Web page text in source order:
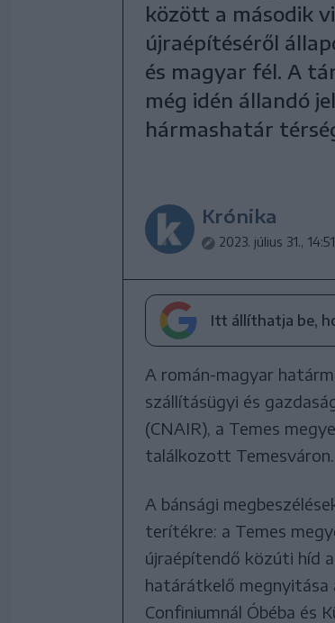
között a második
újraépítéséről
és magyar fél. A
még idén állandó
hármashatár
Krónika
2023. július 31., 14:51
Itt állíthatja be,
A román-magyar
szállításügyi és
(CNAIR), a Temes
találkozott Temesváron.
A bánsági
terítékre: a Temes
újraépítendő közúti híd
határátkelő megnyitása
Confiniumnál Óbéba és